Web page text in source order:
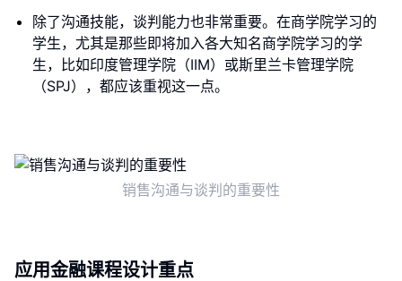
除了沟通技能，谈判能力也非常重要。在商学院学习的
学生，尤其是那些即将加入各大知名商学院学习的学
生，比如印度管理学院（IIM）或斯里兰卡管理学院
（SPJ），都应该重视这一点。
销售沟通与谈判的重要性
应用金融课程设计重点